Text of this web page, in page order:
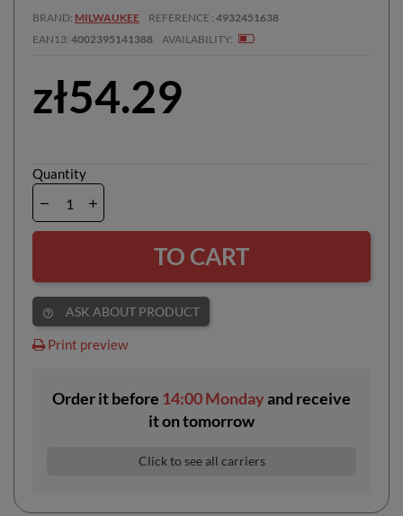
BRAND MILWAUKEE REFERENCE 4932451638
EAN13 4002395141388 AVAILABILITY
zł54.29
Quantity
TO CART
help_outline ASK ABOUT PRODUCT
Print preview
Order it before 14:00 Mondayand receive
itontomorrow
Click to see all carriers